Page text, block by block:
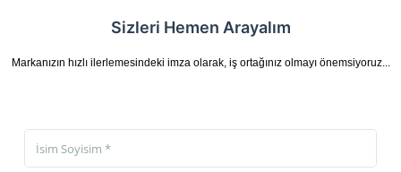
Sizleri Hemen Arayalım
Markanızın hızlı ilerlemesindeki imza olarak, iş ortağınız olmayı önemsiyoruz...